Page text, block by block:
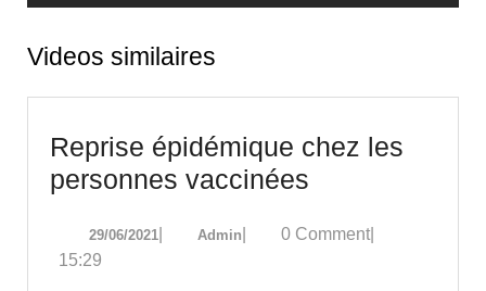
Videos similaires
Reprise épidémique chez les
personnes vaccinées
chez
29/06/202129/06/2021
AdminAdmin0 Comment
15:29